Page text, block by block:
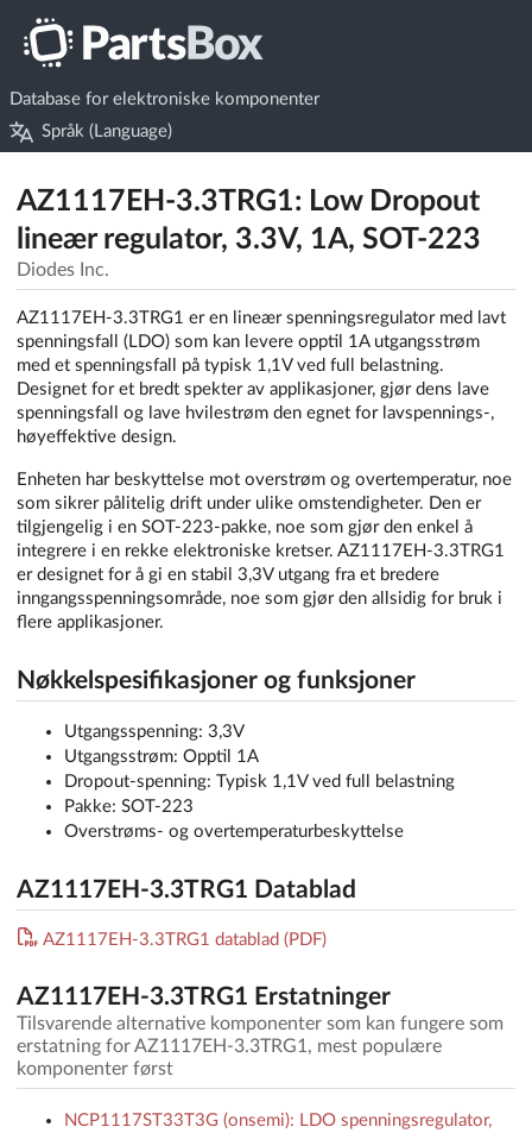
Database for elektroniske komponenter
Språk (Language)
AZ1117EH-3.3TRG1: Low Dropout
lineær regulator, 3.3V, 1A, SOT-223
Diodes Inc.
AZ1117EH-3.3TRG1 er en lineær spenningsregulator med lavt
spenningsfall (LDO) som kan levere opptil 1A utgangsstrøm
med et spenningsfall på typisk 1,1V ved full belastning.
Designet for et bredt spekter av applikasjoner, gjør dens lave
spenningsfall og lave hvilestrøm den egnet for lavspennings-,
høyeffektive design.
Enheten har beskyttelse mot overstrøm og overtemperatur, noe
som sikrer pålitelig drift under ulike omstendigheter. Den er
tilgjengelig i en SOT-223-pakke, noe som gjør den enkel å
integrere i en rekke elektroniske kretser. AZ1117EH-3.3TRG1
er designet for å gi en stabil 3,3V utgang fra et bredere
inngangsspenningsområde, noe som gjør den allsidig for bruk i
flere applikasjoner.
Nøkkelspesifikasjoner og funksjoner
Utgangsspenning: 3,3V
Utgangsstrøm: Opptil 1A
Dropout-spenning: Typisk 1,1V ved full belastning
Pakke: SOT-223
Overstrøms- og overtemperaturbeskyttelse
AZ1117EH-3.3TRG1 Datablad
AZ1117EH-3.3TRG1 datablad (PDF)
AZ1117EH-3.3TRG1 Erstatninger
Tilsvarende alternative komponenter som kan fungere som
erstatning for AZ1117EH-3.3TRG1, mest populære
komponenter først
NCP1117ST33T3G (onsemi): LDO spenningsregulator,